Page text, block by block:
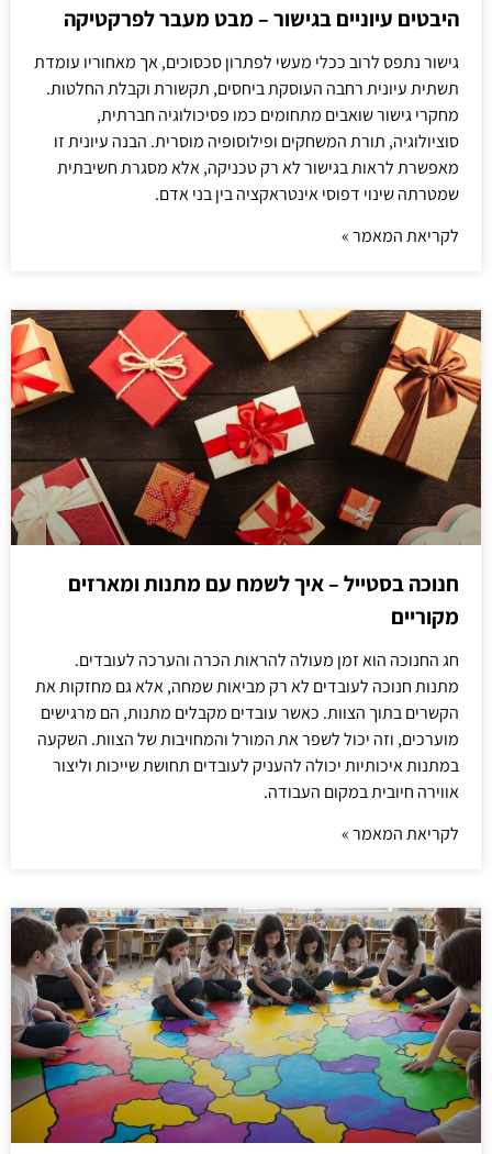
היבטים עיוניים בגישור – מבט מעבר לפרקטיקה
גישור נתפס לרוב ככלי מעשי לפתרון סכסוכים, אך מאחוריו עומדת
תשתית עיונית רחבה העוסקת ביחסים, תקשורת וקבלת החלטות.
מחקרי גישור שואבים מתחומים כמו פסיכולוגיה חברתית,
סוציולוגיה, תורת המשחקים ופילוסופיה מוסרית. הבנה עיונית זו
מאפשרת לראות בגישור לא רק טכניקה, אלא מסגרת חשיבתית
שמטרתה שינוי דפוסי אינטראקציה בין בני אדם.
לקריאת המאמר »
חנוכה בסטייל – איך לשמח עם מתנות ומארזים
מקוריים
חג החנוכה הוא זמן מעולה להראות הכרה והערכה לעובדים.
מתנות חנוכה לעובדים לא רק מביאות שמחה, אלא גם מחזקות את
הקשרים בתוך הצוות. כאשר עובדים מקבלים מתנות, הם מרגישים
מוערכים, וזה יכול לשפר את המורל והמחויבות של הצוות. השקעה
במתנות איכותיות יכולה להעניק לעובדים תחושת שייכות וליצור
אווירה חיובית במקום העבודה.
לקריאת המאמר »